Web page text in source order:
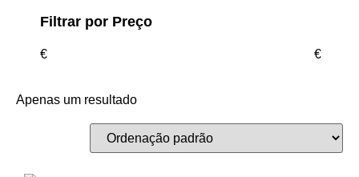
Filtrar por Preço
€ €
Apenas um resultado